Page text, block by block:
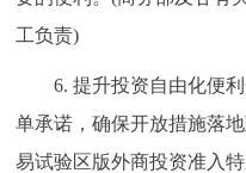
工负责)
6. 提升投资自由化便利
单承诺，确保开放措施落
易试验区版外商投资准入